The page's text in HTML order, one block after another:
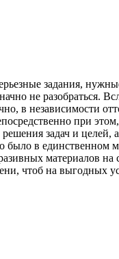
задания,
не разобраться.
в независимости
при
задач и
в единственном
материалов на
чтоб на выгодных